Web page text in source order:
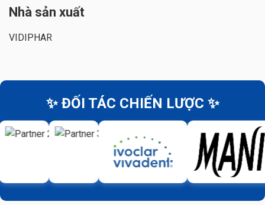
Nhà sản xuất
VIDIPHAR
✨ ĐỐI TÁC CHIẾN LƯỢC ✨